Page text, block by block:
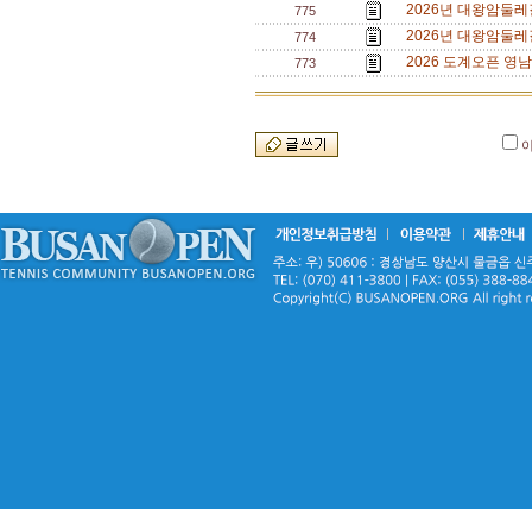
775 2026년 대왕암둘
774 2026년 대왕암둘
773 2026 도계오픈 영